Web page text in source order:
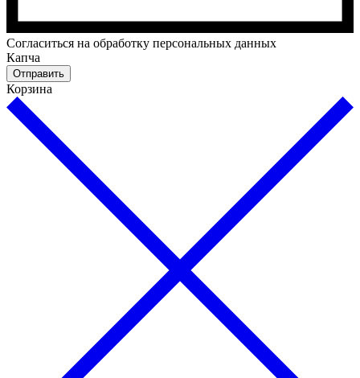
Cогласиться на обработку персональных данных
Капча
Отправить
Корзина